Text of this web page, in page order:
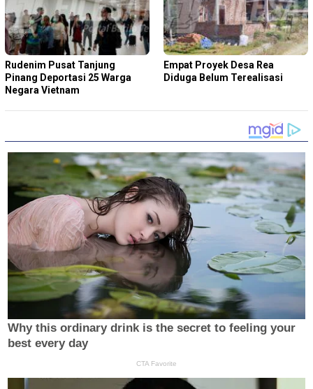
Rudenim Pusat Tanjung
Pinang Deportasi 25 Warga
Negara Vietnam
Empat Proyek Desa Rea
Diduga Belum Terealisasi